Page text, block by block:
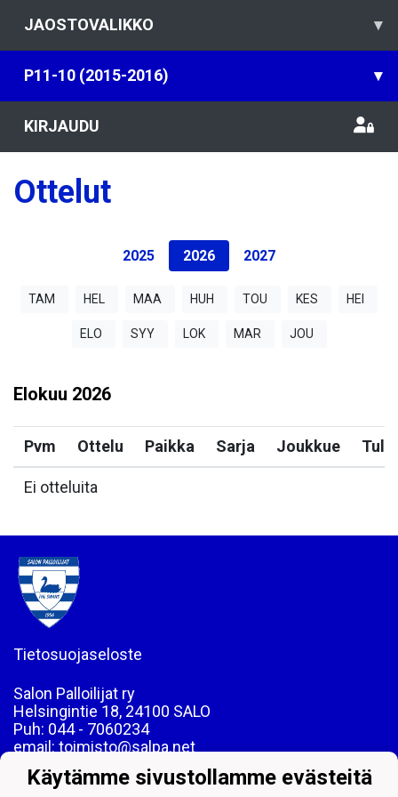
JAOSTOVALIKKO ▾
P11-10 (2015-2016) ▾
KIRJAUDU
Ottelut
2025 2026 2027
TAM HEL MAA HUH TOU KES HEI
ELO SYY LOK MAR JOU
Elokuu 2026
Pvm Ottelu Paikka Sarja Joukkue
Ei otteluita
Tietosuojaseloste
Salon Palloilijat ry
Helsingintie 18, 24100 SALO
Puh: 044 - 7060234
email: toimisto@salpa.net
LY 0139538-2
Käytämme sivustollamme evästeitä